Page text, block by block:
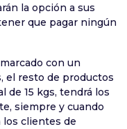
la opción a sus
que pagar ningún
con un
el resto de productos
de 15 kgs, tendrá los
siempre y cuando
los clientes de